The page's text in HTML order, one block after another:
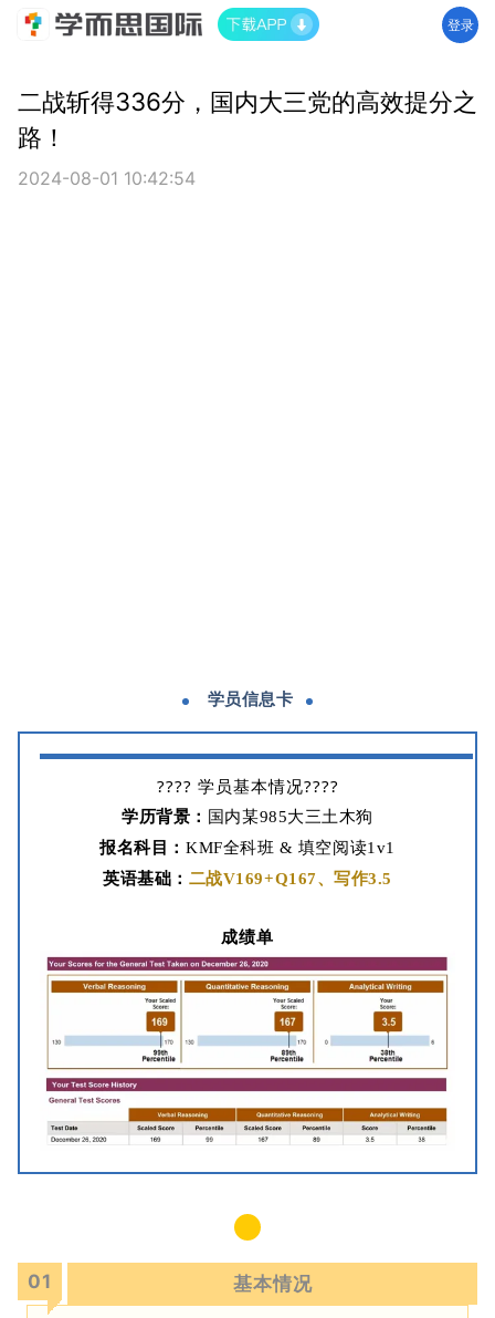
登录
二战斩得336分，国内大三党的高效提分之
路！
2024-08-01 10:42:54
学员信息卡
???? 学员基本情况????
学历背景： 国内某985大三土木狗
报名科目： KMF全科班 & 填空阅读1v1
英语基础： 二战V169+Q167、写作3.5
成绩单
01 基本情况